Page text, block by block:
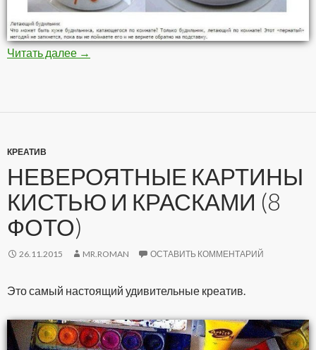
Читать далее Самые необычные будильники (10 фото)
→
КРЕАТИВ
НЕВЕРОЯТНЫЕ КАРТИНЫ
КИСТЬЮ И КРАСКАМИ (8
ФОТО)
26.11.2015 MR.ROMAN ОСТАВИТЬ КОММЕНТАРИЙ
Это самый настоящий удивительные креатив.